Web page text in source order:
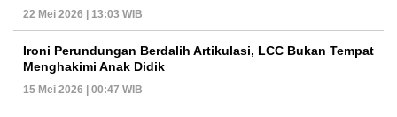
22 Mei 2026 | 13:03 WIB
Ironi Perundungan Berdalih Artikulasi, LCC Bukan Tempat
Menghakimi Anak Didik
15 Mei 2026 | 00:47 WIB